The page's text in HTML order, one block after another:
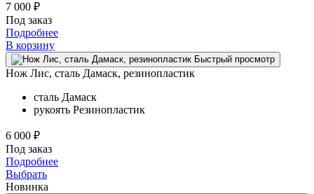
7 000 ₽
Под заказ
Подробнее
В корзину
Быстрый просмотр
Нож Лис, сталь Дамаск, резинопластик
сталь Дамаск
рукоять Резинопластик
6 000 ₽
Под заказ
Подробнее
Выбрать
Новинка